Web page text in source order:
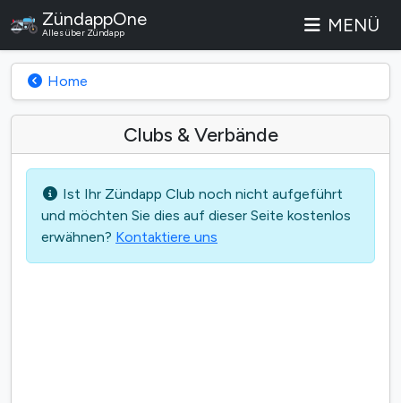
ZündappOne
Alles über Zündapp MENÜ
Home
Clubs & Verbände
Ist Ihr Zündapp Club noch nicht aufgeführt
und möchten Sie dies auf dieser Seite kostenlos
erwähnen? Kontaktiere uns